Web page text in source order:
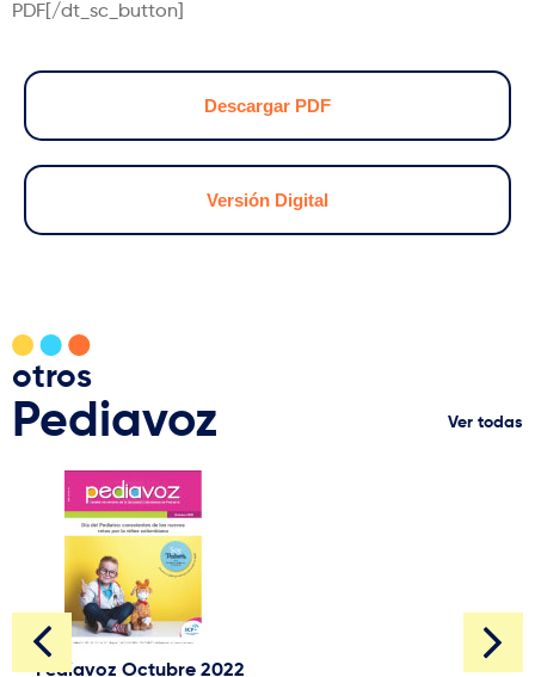
PDF[/dt_sc_button]
Descargar PDF
Versión Digital
otros
Pediavoz Ver todas
Pediavoz Octubre 2022